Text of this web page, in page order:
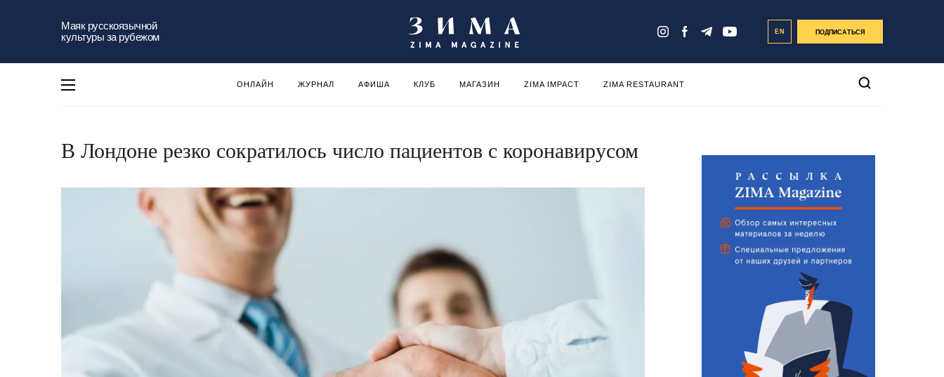
Маяк русскоязычной
культуры за рубежом
EN ПОДПИСАТЬСЯ
ОНЛАЙН ЖУРНАЛ АФИША КЛУБ МАГАЗИН ZIMA IMPACT ZIMA RESTAURANT
В Лондоне резко сократилось число пациентов с коронавирусом